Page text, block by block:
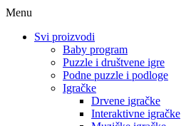
Menu
Svi proizvodi
Baby program
Puzzle i društvene igre
Podne puzzle i podloge
Igračke
Drvene igračke
Interaktivne igračke